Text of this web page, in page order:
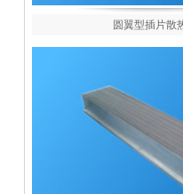
圆翼型插片散